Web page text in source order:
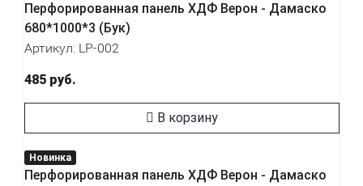
Перфорированная панель ХДФ Верон - Дамаско
680*1000*3 (Бук)
Артикул: LP-002
485 руб.
В корзину
Новинка
Перфорированная панель ХДФ Верон - Дамаско